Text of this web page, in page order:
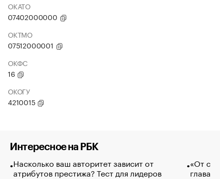
ОКАТО
07402000000
ОКТМО
07512000001
ОКФС
16
ОКОГУ
4210015
Интересное на РБК
Насколько ваш авторитет зависит от
атрибутов престижа? Тест для лидеров
«От
глава